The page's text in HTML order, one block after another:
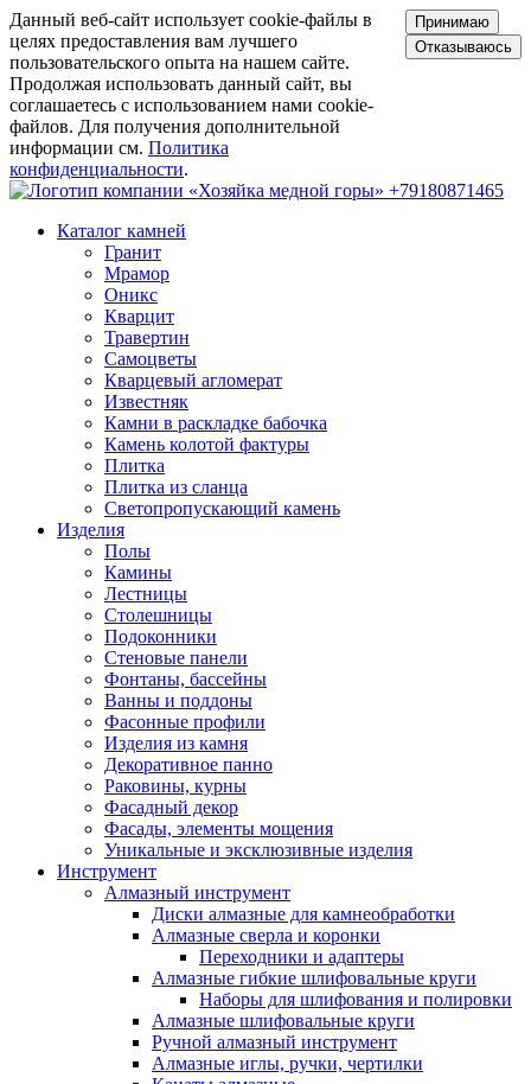
Данный веб-сайт использует cookie-файлы в
целях предоставления вам лучшего
пользовательского опыта на нашем сайте.
Продолжая использовать данный сайт, вы
соглашаетесь с использованием нами cookie-
файлов. Для получения дополнительной
информации см. Политика
конфиденциальности.
Принимаю
Отказываюсь
+79180871465
Каталог камней
Гранит
Мрамор
Оникс
Кварцит
Травертин
Самоцветы
Кварцевый агломерат
Известняк
Камни в раскладке бабочка
Камень колотой фактуры
Плитка
Плитка из сланца
Светопропускающий камень
Изделия
Полы
Камины
Лестницы
Столешницы
Подоконники
Стеновые панели
Фонтаны, бассейны
Ванны и поддоны
Фасонные профили
Изделия из камня
Декоративное панно
Раковины, курны
Фасадный декор
Фасады, элементы мощения
Уникальные и эксклюзивные изделия
Инструмент
Алмазный инструмент
Диски алмазные для камнеобработки
Алмазные сверла и коронки
Переходники и адаптеры
Алмазные гибкие шлифовальные круги
Наборы для шлифования и полировки
Алмазные шлифовальные круги
Ручной алмазный инструмент
Алмазные иглы, ручки, чертилки